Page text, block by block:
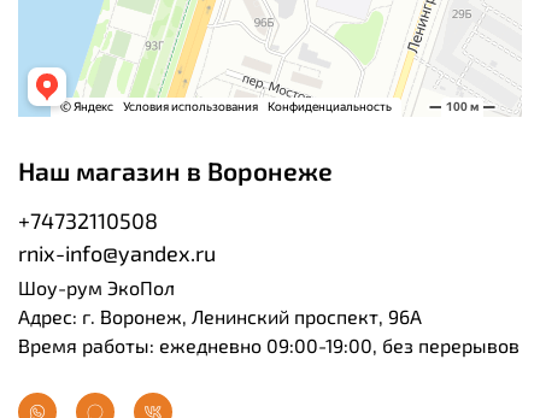
Наш магазин в Воронеже
+74732110508
rnix-info@yandex.ru
Шоу-рум ЭкоПол
Адрес: г. Воронеж, Ленинский проспект, 96А
Время работы: ежедневно 09:00-19:00, без перерывов